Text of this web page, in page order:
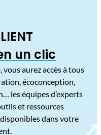
un clic
aurez accès à tous
écoconception,
les équipes d’experts
et ressources
dans votre